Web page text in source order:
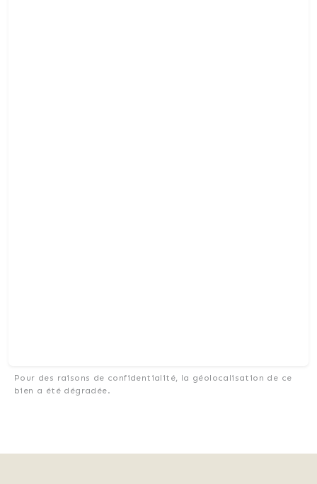
Pour des raisons de confidentialité, la géolocalisation de ce
bien a été dégradée.